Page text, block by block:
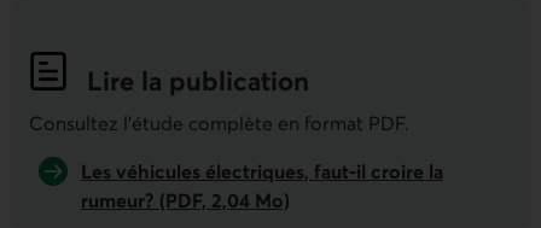
Lire la publication
Indicateurs économiques de la
Consultez l'étude complète en format PDF.
Les véhicules électriques, faut-il croire la
rumeur? (PDF, 2,04 Mo)